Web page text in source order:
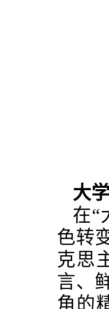
大
在“
色转
克思
言、
角的